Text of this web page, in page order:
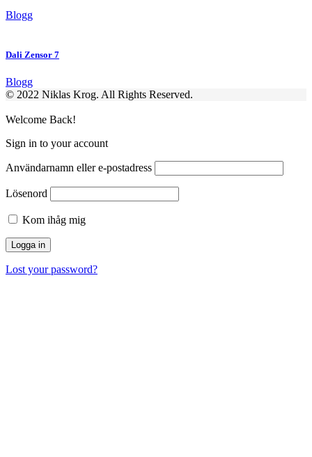
Blogg
Dali Zensor 7
Blogg
© 2022 Niklas Krog. All Rights Reserved.
Welcome Back!
Sign in to your account
Användarnamn eller e-postadress
Lösenord
Kom ihåg mig
Lost your password?